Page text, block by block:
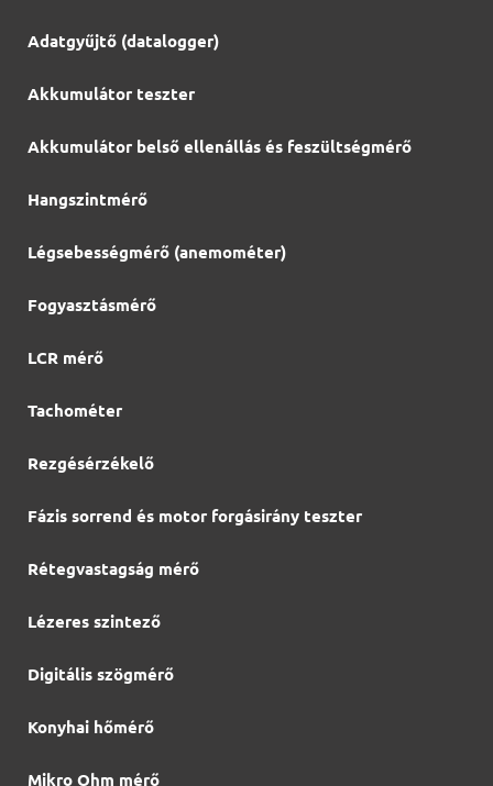
Adatgyűjtő (datalogger)
Akkumulátor teszter
Akkumulátor belső ellenállás és feszültségmérő
Hangszintmérő
Légsebességmérő (anemométer)
Fogyasztásmérő
LCR mérő
Tachométer
Rezgésérzékelő
Fázis sorrend és motor forgásirány teszter
Rétegvastagság mérő
Lézeres szintező
Digitális szögmérő
Konyhai hőmérő
Mikro Ohm mérő